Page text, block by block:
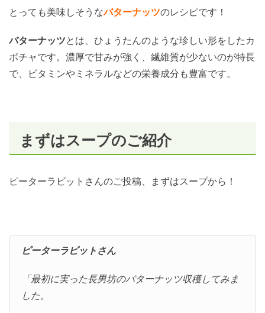
とっても美味しそうなバターナッツのレシピです！
バターナッツとは、ひょうたんのような珍しい形をしたカ
ボチャです。濃厚で甘みが強く、繊維質が少ないのが特長
で、ビタミンやミネラルなどの栄養成分も豊富です。
まずはスープのご紹介
ピーターラビットさんのご投稿、まずはスープから！
ピーターラビットさん
「最初に実った長男坊のバターナッツ収穫してみま
した。